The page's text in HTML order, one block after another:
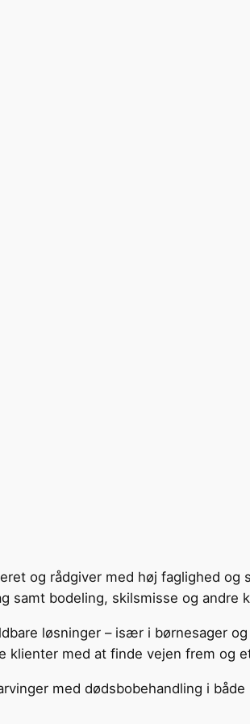
og rådgiver med høj faglighed
bodeling, skilsmisse og andre
løsninger – især i børnesager
klienter med at finde vejen frem og
med dødsbobehandling i